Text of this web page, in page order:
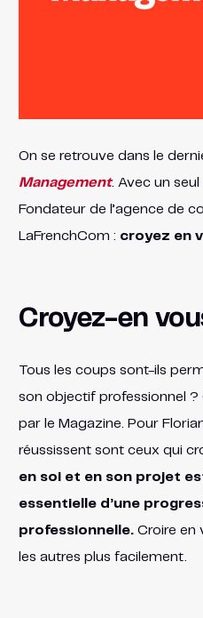
On se retrouve dans le
Management. Avec un
Fondateur de l’agence de
LaFrenchCom : croyez en
Croyez-en
Tous les coups sont-ils
son objectif professionnel ?
par le Magazine. Pour
réussissent sont ceux qui
en soi et en son projet
essentielle d’une
professionnelle. Croire en
les autres plus facilement.